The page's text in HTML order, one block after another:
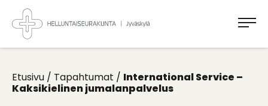
Takaisin
ylös
Jyväskylän
Helluntaiseurakunta
Koti
Etusivu / Tapahtumat / International Service –
Kaksikielinen jumalanpalvelus